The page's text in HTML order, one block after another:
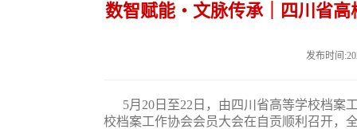
数智赋能・文脉传承｜四川省
发布时间
5月 20 日至22 日，由四川省高等学校档案
校档案工作协会会员大会在自贡顺利召开，